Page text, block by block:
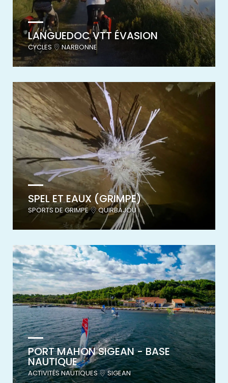
LANGUEDOC VTT ÉVASION
CYCLES NARBONNE
SPEL ET EAUX (GRIMPE)
SPORTS DE GRIMPE QUIRBAJOU
PORT MAHON SIGEAN - BASE
NAUTIQUE
ACTIVITÉS NAUTIQUES SIGEAN